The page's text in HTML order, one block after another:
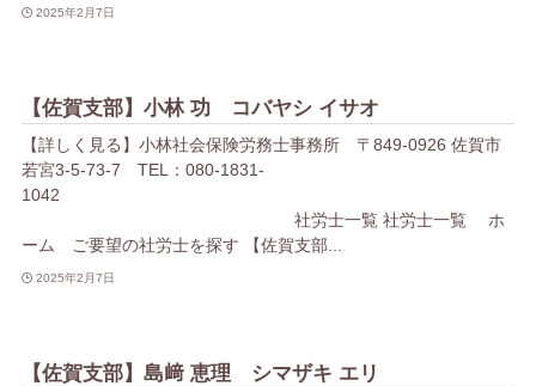
2025年2月7日
【佐賀支部】小林 功 コバヤシ イサオ
【詳しく見る】小林社会保険労務士事務所 〒849-0926 佐賀市
若宮3-5-73-7 TEL：080-1831-
1042
社労士一覧 社労士一覧 ホ
ーム ご要望の社労士を探す 【佐賀支部...
2025年2月7日
【佐賀支部】島﨑 恵理 シマザキ エリ